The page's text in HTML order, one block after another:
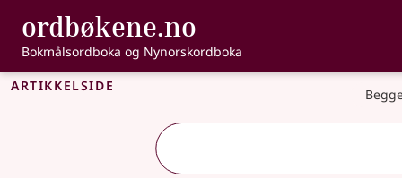
Gå til hovudinnhald
Tilgjenge
ordbøkene.no
Bokmålsordboka og Nynorskordboka
Artikkelside